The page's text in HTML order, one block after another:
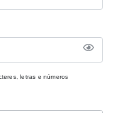
letras e números